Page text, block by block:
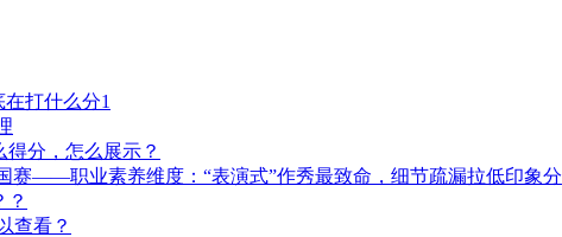
打什么分1
分，怎么展示？
赛——职业素养维度：“表演式”作秀最致命，细节疏漏拉低印象分
？
查看？